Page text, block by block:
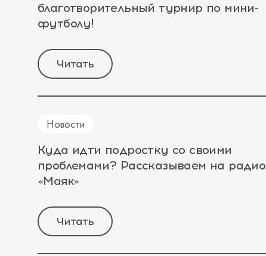
благотворительный турнир по мини-
футболу!
Читать
Новости
Куда идти подростку со своими
проблемами? Рассказываем на радио
«Маяк»
Читать